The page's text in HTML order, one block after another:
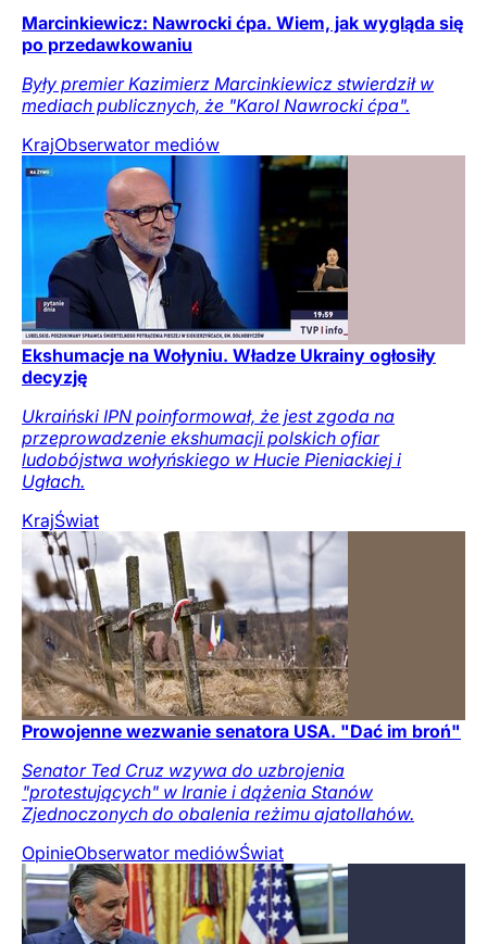
Marcinkiewicz: Nawrocki ćpa. Wiem, jak wygląda się
po przedawkowaniu
Były premier Kazimierz Marcinkiewicz stwierdził w
mediach publicznych, że "Karol Nawrocki ćpa".
KrajObserwator mediów
Ekshumacje na Wołyniu. Władze Ukrainy ogłosiły
decyzję
Ukraiński IPN poinformował, że jest zgoda na
przeprowadzenie ekshumacji polskich ofiar
ludobójstwa wołyńskiego w Hucie Pieniackiej i
Ugłach.
KrajŚwiat
Prowojenne wezwanie senatora USA. "Dać im broń"
Senator Ted Cruz wzywa do uzbrojenia
"protestujących" w Iranie i dążenia Stanów
Zjednoczonych do obalenia reżimu ajatollahów.
OpinieObserwator mediówŚwiat